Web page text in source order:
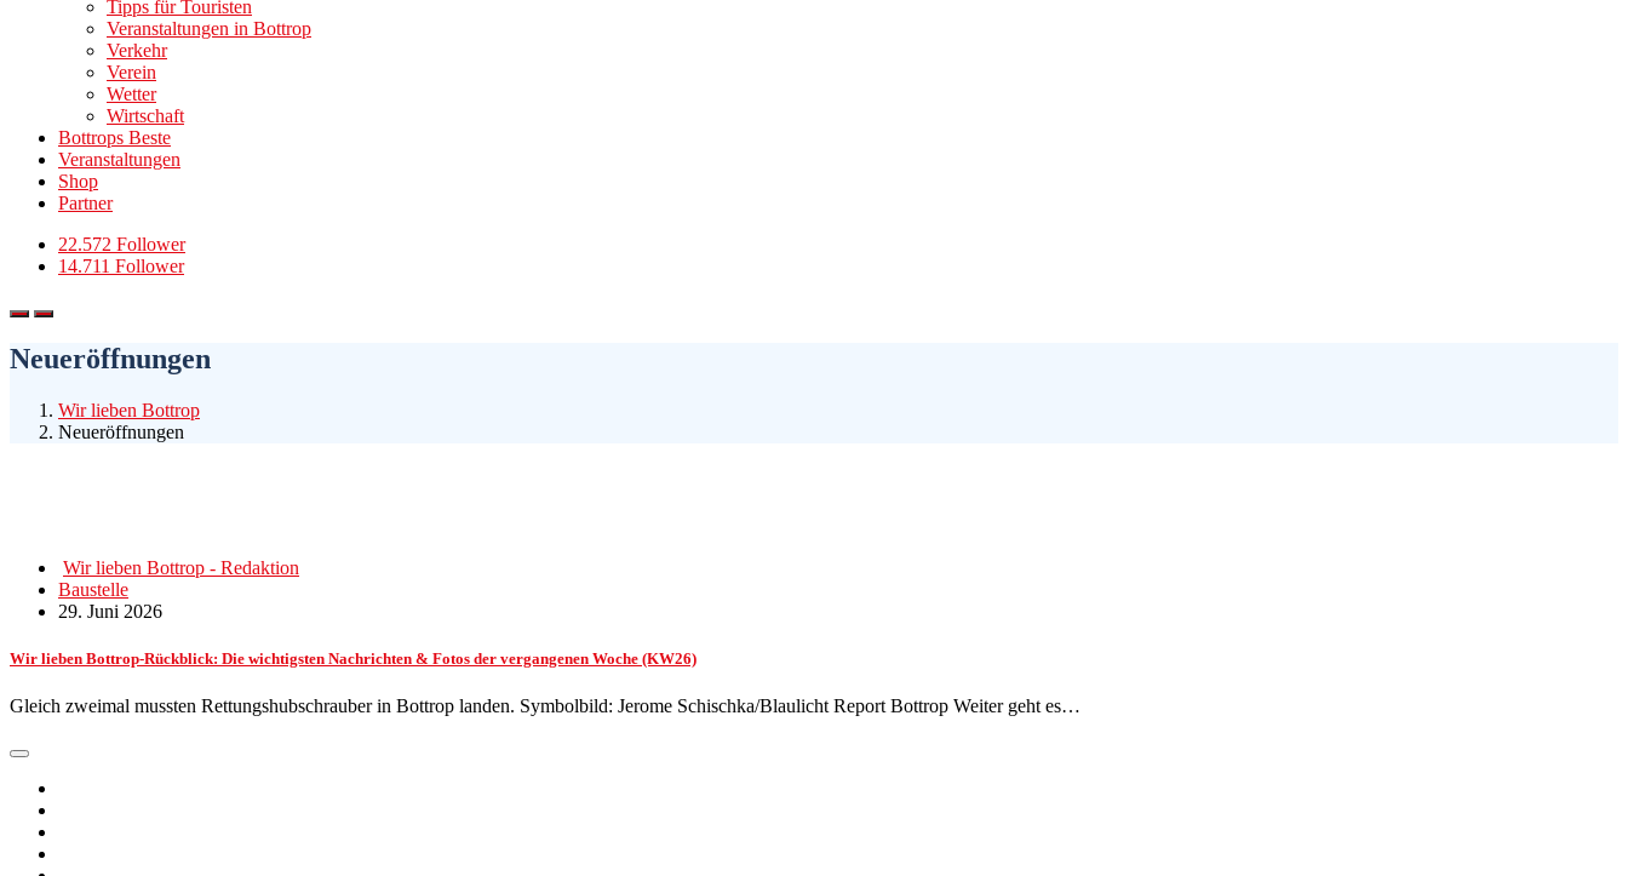
Tipps für Touristen
Veranstaltungen in Bottrop
Verkehr
Verein
Wetter
Wirtschaft
Bottrops Beste
Veranstaltungen
Shop
Partner
22.572 Follower
14.711 Follower
Neueröffnungen
Wir lieben Bottrop
Neueröffnungen
Wir lieben Bottrop - Redaktion
Baustelle
29. Juni 2026
Wir lieben Bottrop-Rückblick: Die wichtigsten Nachrichten & Fotos der vergangenen Woche (KW26)
Gleich zweimal mussten Rettungshubschrauber in Bottrop landen. Symbolbild: Jerome Schischka/Blaulicht Report Bottrop Weiter geht es…